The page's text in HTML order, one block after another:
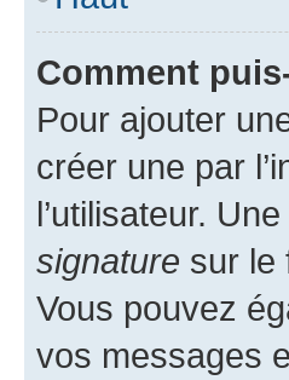
Comment
Pour ajouter
créer une par
l’utilisateur.
signature sur le
Vous pouvez
vos messages